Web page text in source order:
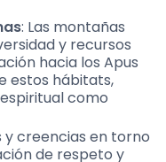
: Las montañas
y recursos
hacia los Apus
estos hábitats,
como
y creencias en torno
de respeto y